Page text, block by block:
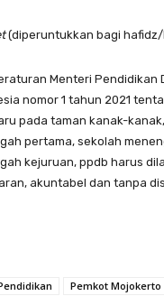
(diperuntukkan bagi hafidz/
Menteri Pendidikan
nomor 1 tahun 2021
pada taman kanak-
pertama, sekolah
kejuruan, ppdb harus
akuntabel dan tanpa
Pemkot Mojokerto